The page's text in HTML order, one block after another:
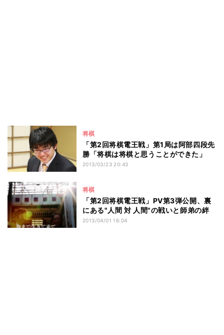
将棋
「第2回将棋電王戦」第1局は阿部四段先
勝「将棋は将棋と思うことができた」
2013/03/23 20:43
将棋
「第2回将棋電王戦」PV第3弾公開、裏
にある"人間 対 人間"の戦いと師弟の絆
2013/04/01 16:04